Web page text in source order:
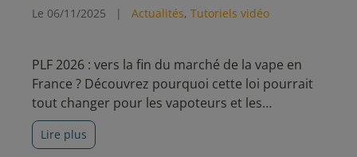
Le 06/11/2025 | Actualités, Tutoriels vidéo
PLF 2026 : vers la fin du marché de la vape en
France ? Découvrez pourquoi cette loi pourrait
tout changer pour les vapoteurs et les
boutiques.
Lire plus